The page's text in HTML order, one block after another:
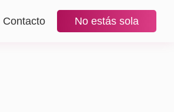
Contacto No estás sola